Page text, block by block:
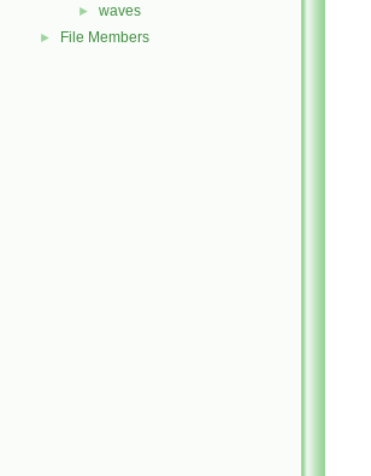
► waves
► File Members